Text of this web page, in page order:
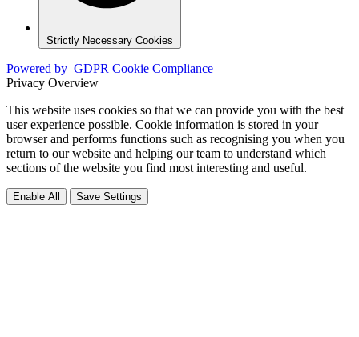
Strictly Necessary Cookies
Powered by GDPR Cookie Compliance
Privacy Overview
This website uses cookies so that we can provide you with the best
user experience possible. Cookie information is stored in your
browser and performs functions such as recognising you when you
return to our website and helping our team to understand which
sections of the website you find most interesting and useful.
Enable All Save Settings